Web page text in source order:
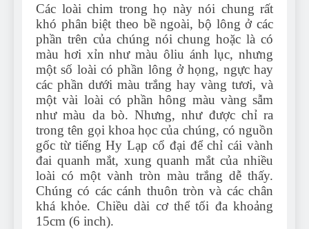
Các loài chim trong họ này nói chung rất
khó phân biệt theo bề ngoài, bộ lông ở các
phần trên của chúng nói chung hoặc là có
màu hơi xỉn như màu ôliu ánh lục, nhưng
một số loài có phần lông ở họng, ngực hay
các phần dưới màu trắng hay vàng tươi, và
một vài loài có phần hông màu vàng sẫm
như màu da bò. Nhưng, như được chỉ ra
trong tên gọi khoa học của chúng, có nguồn
gốc từ tiếng Hy Lạp cổ đại để chỉ cái vành
đai quanh mắt, xung quanh mắt của nhiều
loài có một vành tròn màu trắng dễ thấy.
Chúng có các cánh thuôn tròn và các chân
khá khỏe. Chiều dài cơ thể tối đa khoảng
15cm (6 inch).